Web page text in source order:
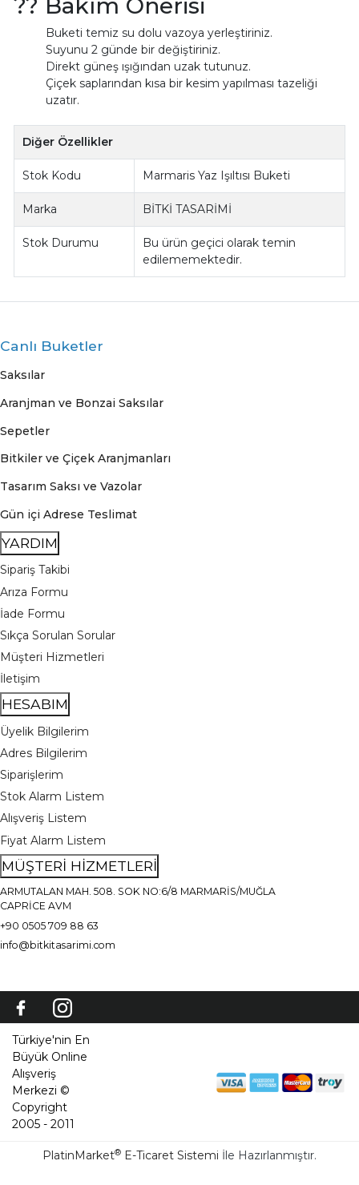
Buketi temiz su dolu vazoya yerleştiriniz.
Suyunu 2 günde bir değiştiriniz.
Direkt güneş ışığından uzak tutunuz.
Çiçek saplarından kısa bir kesim yapılması tazeliği
uzatır.
Diğer Özellikler
Stok Kodu Marmaris Yaz Işıltısı Buketi
Marka BİTKİ TASARİMİ
Stok Durumu
Bu ürün geçici olarak temin
edilememektedir.
Canlı Buketler
Saksılar
Aranjman ve Bonzai Saksılar
Sepetler
Bitkiler ve Çiçek Aranjmanları
Tasarım Saksı ve Vazolar
Gün içi Adrese Teslimat
YARDIM
Sipariş Takibi
Arıza Formu
İade Formu
Sıkça Sorulan Sorular
Müşteri Hizmetleri
İletişim
HESABIM
Üyelik Bilgilerim
Adres Bilgilerim
Siparişlerim
Stok Alarm Listem
Alışveriş Listem
Fiyat Alarm Listem
MÜŞTERİ HİZMETLERİ
ARMUTALAN MAH. 508. SOK NO:6/8 MARMARİS/MUĞLA
CAPRİCE AVM
+90 0505 709 88 63
info@bitkitasarimi.com
Türkiye'nin En
Büyük Online
Alışveriş
Merkezi ©
Copyright
2005 - 2011
PlatinMarket® E-Ticaret Sistemi İle Hazırlanmıştır.